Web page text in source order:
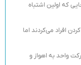
که اولین اشتباه
افراد می‌کردند اما
واحد به اهواز و